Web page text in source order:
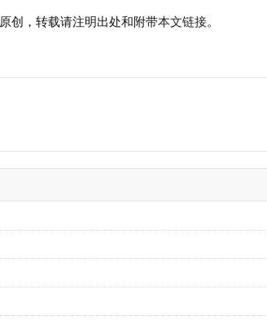
原创，转载请注明出处和附带本文链接。